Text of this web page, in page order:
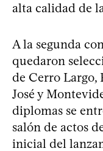
alta calidad de
A la segunda
quedaron
de Cerro Largo,
José y
diplomas se
salón de actos
inicial del